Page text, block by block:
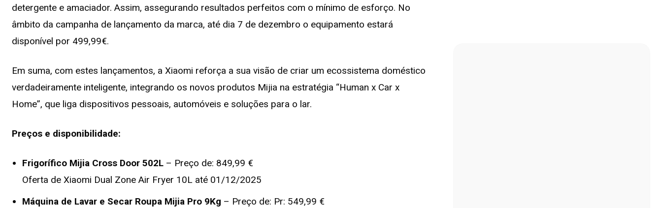
detergente e amaciador. Assim, assegurando resultados perfeitos com o mínimo de esforço. No
âmbito da campanha de lançamento da marca, até dia 7 de dezembro o equipamento estará
disponível por 499,99€.
Em suma, com estes lançamentos, a Xiaomi reforça a sua visão de criar um ecossistema doméstico
verdadeiramente inteligente, integrando os novos produtos Mijia na estratégia “Human x Car x
Home”, que liga dispositivos pessoais, automóveis e soluções para o lar.
Preços e disponibilidade:
Frigorífico Mijia Cross Door 502L – Preço de: 849,99 €
Oferta de Xiaomi Dual Zone Air Fryer 10L até 01/12/2025
Máquina de Lavar e Secar Roupa Mijia Pro 9Kg – Preço de: Pr: 549,99 €